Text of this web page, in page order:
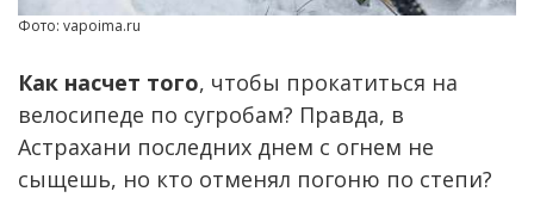
Фото: vapoima.ru
Как насчет того, чтобы прокатиться на
велосипеде по сугробам? Правда, в
Астрахани последних днем с огнем не
сыщешь, но кто отменял погоню по степи?